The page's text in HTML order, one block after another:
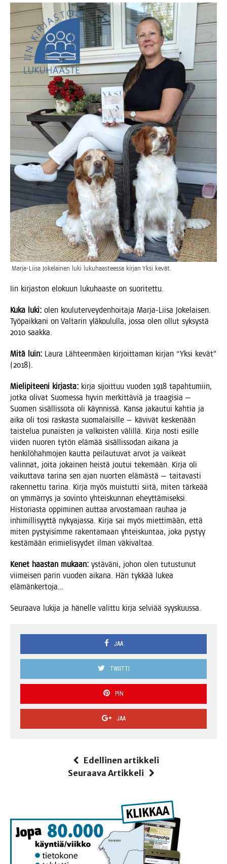
Mar­ja-Lii­sa Joke­lai­nen luki luku­haas­tees­sa kir­jan Yksi kevät.
Iin kir­jas­ton elo­kuun luku­haas­te on suoritettu.
Kuka luki: olen kou­lu­ter­vey­den­hoi­ta­ja Mar­ja-Lii­sa Joke­lai­sen.
Työ­paik­ka­ni on Val­ta­rin ylä­kou­lul­la, jos­sa olen ollut syk­sys­tä
2010 saakka.
Mitä luin: Lau­ra Läh­teen­mäen kir­joit­ta­man kir­jan “Yksi kevät”
(2018).
Mie­li­pi­tee­ni kir­jas­ta: kir­ja sijoit­tuu vuo­den 1918 tapah­tu­miin,
jot­ka oli­vat Suo­mes­sa hyvin mer­kit­tä­viä ja traa­gi­sia —
Suo­men sisäl­lis­so­ta oli käyn­nis­sä. Kan­sa jakau­tui kah­tia ja
aika oli tosi ras­kas­ta suo­ma­lai­sil­le — kävi­vät kes­ke­nään
tais­te­lua punais­ten ja val­kois­ten välil­lä. Kir­ja nos­ti esil­le
vii­den nuo­ren tytön elä­mää sisäl­lis­so­dan aika­na ja
hen­ki­lö­hah­mo­jen kaut­ta pei­lau­tu­vat arvot ja vai­keat
valin­nat, joi­ta jokai­nen heis­tä jou­tui teke­mään. Kir­ja oli
vai­kut­ta­va tari­na sen ajan nuor­ten elä­mäs­tä — tai­ta­vas­ti
raken­net­tu tari­na. Kir­ja myös muis­tut­ti sii­tä, miten tär­ke­ää
on ymmär­rys ja sovin­to yhteis­kun­nan eheyt­tä­mi­sek­si.
His­to­rias­ta oppi­mi­nen aut­taa arvos­ta­maan rau­haa ja
inhi­mil­li­syyt­tä nyky­ajas­sa. Kir­ja sai myös miet­ti­mään, että
miten pys­tyi­sim­me raken­ta­maan yhteis­kun­taa, joka pys­tyy
kes­tä­mään eri­mie­li­syy­det ilman väkivaltaa.
Kenet haas­tan mukaan: ystä­vä­ni, johon olen tutus­tu­nut
vii­mei­sen parin vuo­den aika­na. Hän tyk­kää lukea
elämänkertoja…
Seu­raa­va luki­ja ja hänel­le valit­tu kir­ja sel­vi­ää syyskuussa.
JAA
TWIITTI
PIN
JAA
Edellinen artikkeli
Seuraava Artikkeli